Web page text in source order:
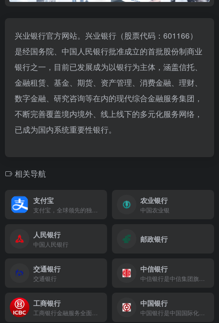
兴业银行官方网站。兴业银行（股票代码：601166）
是经国务院、中国人民银行批准成立的首批股份制商业
银行之一，目前已发展成为以银行为主体，涵盖信托、
金融租赁、基金、期货、资产管理、消费金融、理财、
数字金融、研究咨询等在内的现代综合金融服务集团，
不断完善覆盖境内境外、线上线下的多元化服务网络，
已成为国内系统重要性银行。
相关导航
支付宝 农业银行
中国农业银
人民银行
中国人民银行
邮政银行
交通银行
交通银行
中信银行
工商银行 中国银行